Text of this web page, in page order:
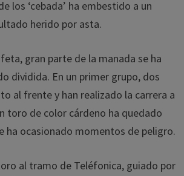
los ‘cebada’ ha embestido a un
herido por asta.
gran parte de la manada se ha
dividida. En un primer grupo, dos
al frente y han realizado la carrera a
toro de color cárdeno ha quedado
ha ocasionado momentos de peligro.
al tramo de Teléfonica, guiado por